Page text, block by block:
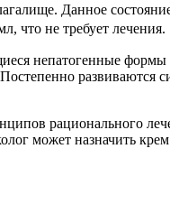
Данное
что не требует лечения.
непатогенные формы
рационального
может назначить